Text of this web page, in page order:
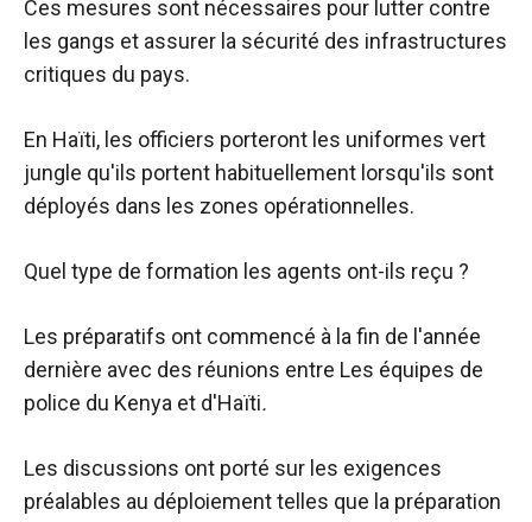
Ces mesures sont nécessaires pour lutter contre
les gangs et assurer la sécurité des infrastructures
critiques du pays.
En Haïti, les officiers porteront les uniformes vert
jungle qu'ils portent habituellement lorsqu'ils sont
déployés dans les zones opérationnelles.
Quel type de formation les agents ont-ils reçu ?
Les préparatifs ont commencé à la fin de l'année
dernière avec des réunions entre Les équipes de
police du Kenya et d'Haïti.
Les discussions ont porté sur les exigences
préalables au déploiement telles que la préparation